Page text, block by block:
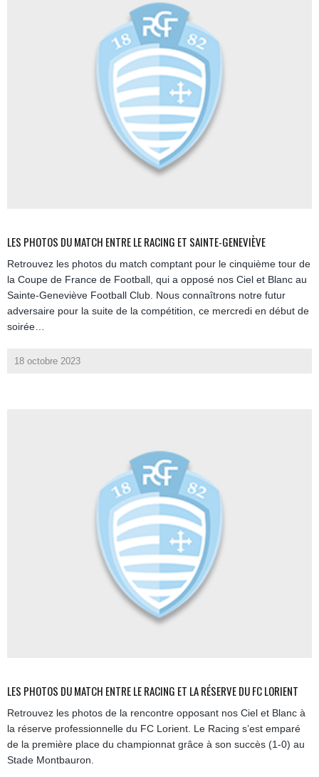
LES PHOTOS DU MATCH ENTRE LE RACING ET SAINTE-GENEVIÈVE
Retrouvez les photos du match comptant pour le cinquième tour de
la Coupe de France de Football, qui a opposé nos Ciel et Blanc au
Sainte-Geneviève Football Club. Nous connaîtrons notre futur
adversaire pour la suite de la compétition, ce mercredi en début de
soirée…
18 octobre 2023
LES PHOTOS DU MATCH ENTRE LE RACING ET LA RÉSERVE DU FC LORIENT
Retrouvez les photos de la rencontre opposant nos Ciel et Blanc à
la réserve professionnelle du FC Lorient. Le Racing s’est emparé
de la première place du championnat grâce à son succès (1-0) au
Stade Montbauron.